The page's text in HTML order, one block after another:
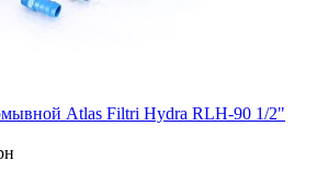
Atlas Filtri Hydra RLH-90 1/2"